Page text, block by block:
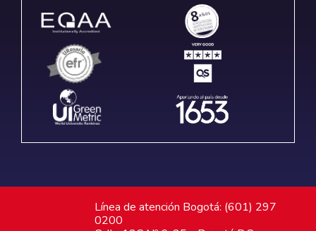
Línea de atención Bogotá: (601) 297
0200